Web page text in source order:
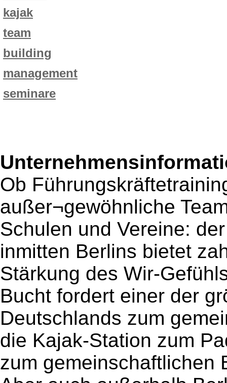
kajak
team
building
management
seminare
Ob
außer¬gewöhnliche
Schulen und Vereine:
inmitten Berlins bietet
Stärkung des Wir-
Bucht fordert einer der
Deutschlands zum
die Kajak-Station zum
zum gemeinschaftlichen